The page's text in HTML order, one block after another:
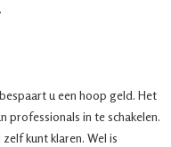
u een hoop geld. Het
professionals in te schakelen.
kunt klaren. Wel is